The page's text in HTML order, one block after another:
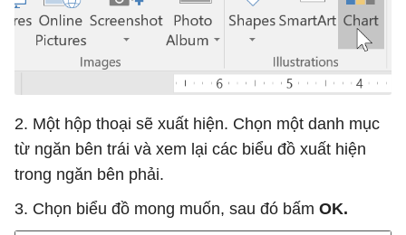
2. Một hộp thoại sẽ xuất hiện. Chọn một danh mục
từ ngăn bên trái và xem lại các biểu đồ xuất hiện
trong ngăn bên phải.
3. Chọn biểu đồ mong muốn, sau đó bấm OK.